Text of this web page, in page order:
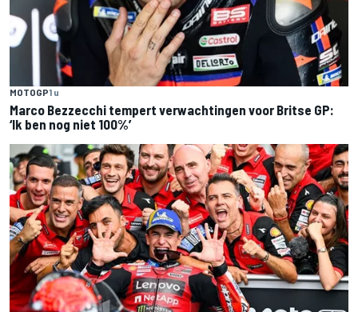
MOTOGP1 u
Marco Bezzecchi tempert verwachtingen voor Britse GP:
‘Ik ben nog niet 100%’